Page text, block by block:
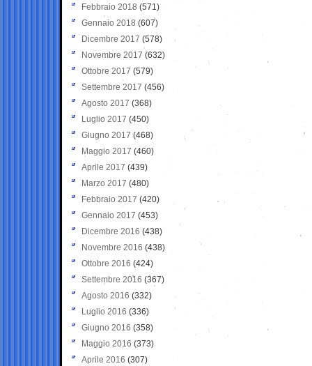
Febbraio 2018 (571)
Gennaio 2018 (607)
Dicembre 2017 (578)
Novembre 2017 (632)
Ottobre 2017 (579)
Settembre 2017 (456)
Agosto 2017 (368)
Luglio 2017 (450)
Giugno 2017 (468)
Maggio 2017 (460)
Aprile 2017 (439)
Marzo 2017 (480)
Febbraio 2017 (420)
Gennaio 2017 (453)
Dicembre 2016 (438)
Novembre 2016 (438)
Ottobre 2016 (424)
Settembre 2016 (367)
Agosto 2016 (332)
Luglio 2016 (336)
Giugno 2016 (358)
Maggio 2016 (373)
Aprile 2016 (307)